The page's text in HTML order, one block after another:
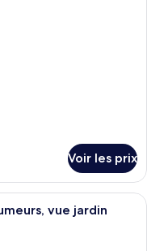
Voir les prix
moderne avec un
vue jardin